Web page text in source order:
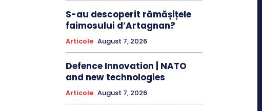
S-au descoperit rămășițele
faimosului d’Artagnan?
Articole August 7, 2026
Defence Innovation | NATO
and new technologies
Articole August 7, 2026